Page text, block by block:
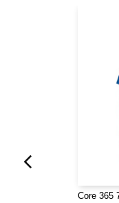
Core 365